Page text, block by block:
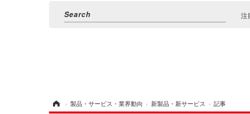
注
› 製品・サービス・業界動向 › 新製品・新サービス › 記事